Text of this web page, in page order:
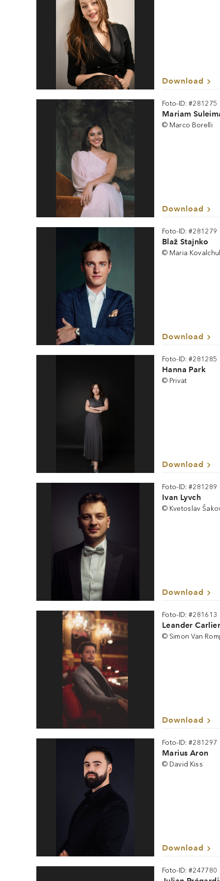
Download
Foto-ID: #281275
Mariam
© Marco Borelli
Download
Foto-ID: #281279
Blaž Stajnko
© Maria
Download
Foto-ID: #281285
Hanna Park
© Privat
Download
Foto-ID: #281289
Ivan Lyvch
© Kvetoslav
Download
Foto-ID: #281613
Leander Carlier
© Simon Van
Download
Foto-ID: #281297
Marius Aron
© David Kiss
Download
Foto-ID: #247780